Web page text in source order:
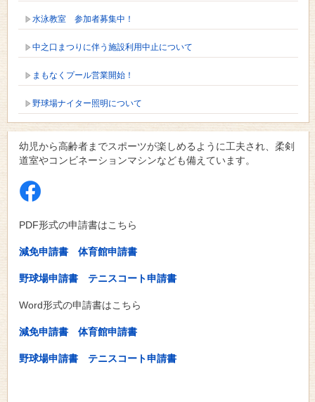
水泳教室 参加者募集中！
中之口まつりに伴う施設利用中止について
まもなくプール営業開始！
野球場ナイター照明について
幼児から高齢者までスポーツが楽しめるように工夫され、柔剣
道室やコンビネーションマシンなども備えています。
PDF形式の申請書はこちら
減免申請書 体育館申請書
野球場申請書 テニスコート申請書
Word形式の申請書はこちら
減免申請書 体育館申請書
野球場申請書 テニスコート申請書